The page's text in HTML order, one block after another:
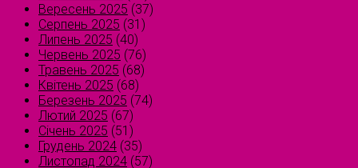
Вересень 2025 (37)
Серпень 2025 (31)
Липень 2025 (40)
Червень 2025 (76)
Травень 2025 (68)
Квітень 2025 (68)
Березень 2025 (74)
Лютий 2025 (67)
Січень 2025 (51)
Грудень 2024 (35)
Листопад 2024 (57)